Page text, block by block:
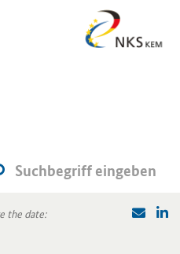
the date: